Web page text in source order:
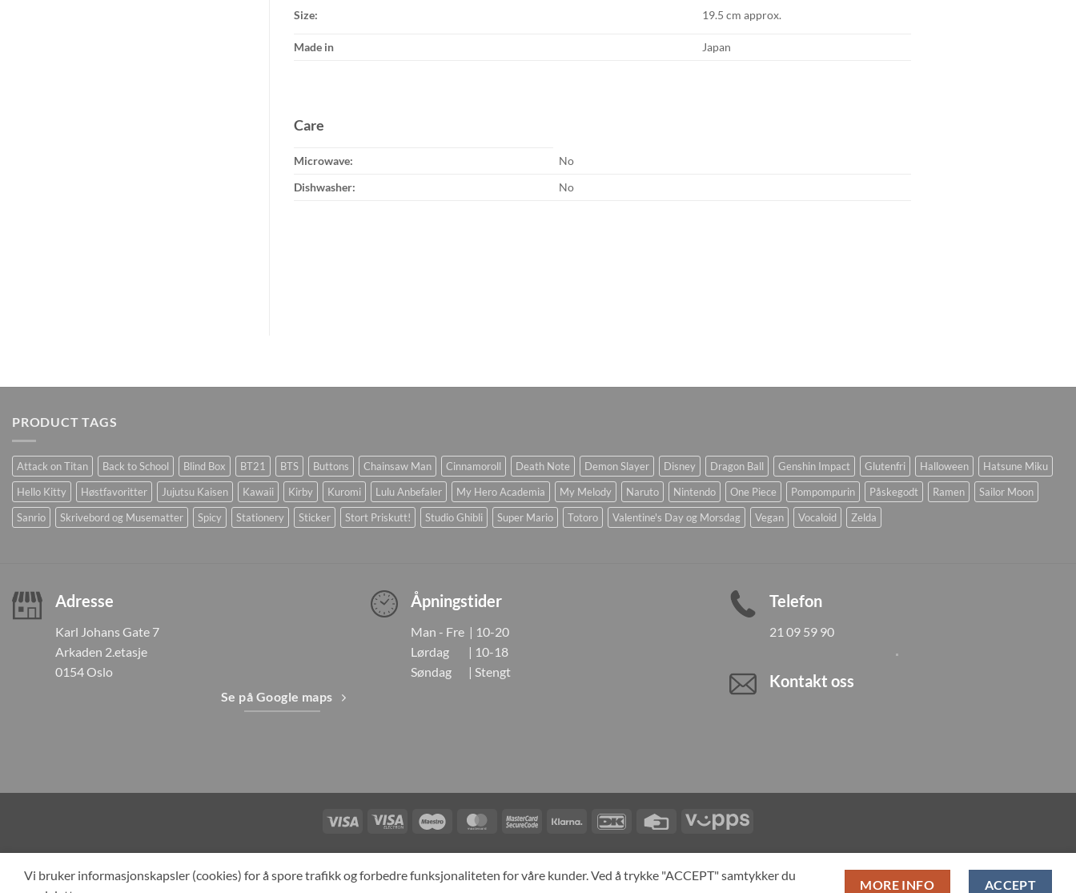
Size: 19.5 cm approx.
Made in Japan
Care
Microwave:
No
Dishwasher:
No
PRODUCT TAGS
Attack on Titan Back to School Blind Box BT21 BTS Buttons Chainsaw Man Cinnamoroll Death Note Demon Slayer Disney Dragon Ball Genshin Impact Glutenfri Halloween
Hatsune Miku
Hello Kitty
Høstfavoritter Jujutsu Kaisen Kawaii Kirby Kuromi Lulu Anbefaler My Hero Academia My Melody Naruto Nintendo One Piece Pompompurin Påskegodt Ramen
Sailor Moon
Sanrio
Skrivebord og Musematter Spicy Stationery Sticker Stort Priskutt! Studio Ghibli Super Mario Totoro Valentine's Day og Morsdag Vegan Vocaloid Zelda
Adresse
Karl Johans Gate 7
Arkaden 2.etasje
0154 Oslo
Se på Google maps
Åpningstider
Man - Fre | 10-20
Lørdag | 10-18
Søndag | Stengt
Telefon
21 09 59 90
Kontakt oss
Visa
Visa
Maestro MasterCardMasterCardKlarna DanKort
Credit
Vipps
TILBAKEKALLINGER KONTAKT OSS OM OSS SPESIALBESTILLING MIN KONTO ALL PRODUCTS
Vi bruker informasjonskapsler (cookies) for å spore trafikk og forbedre funksjonaliteten for våre kunder. Ved å trykke "ACCEPT" samtykker du
MORE INFO ACCEPT